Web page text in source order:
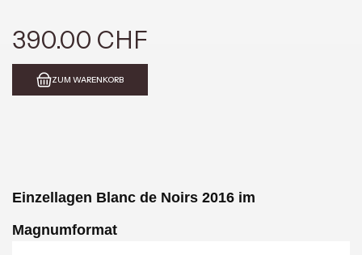
390.00 CHF
ZUM WARENKORB
Einzellagen Blanc de Noirs 2016 im
Magnumformat